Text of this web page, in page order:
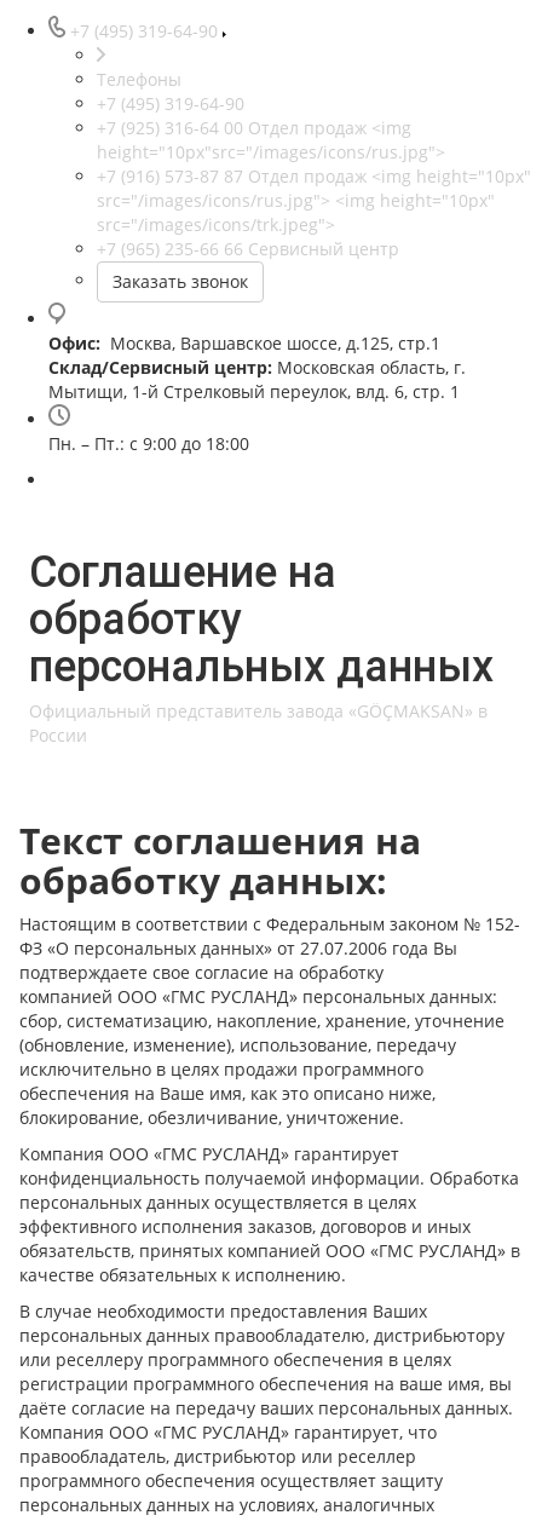
+7 (495) 319-64-90
Телефоны
+7 (495) 319-64-90
+7 (925) 316-64 00 Отдел продаж <img
height="10px"src="/images/icons/rus.jpg">
+7 (916) 573-87 87 Отдел продаж <img height="10px"
src="/images/icons/rus.jpg"> <img height="10px"
src="/images/icons/trk.jpeg">
+7 (965) 235-66 66 Сервисный центр
Заказать звонок
Офис: Москва, Варшавское шоссе, д.125, стр.1
Склад/Сервисный центр: Московская область, г.
Мытищи, 1-й Стрелковый переулок, влд. 6, стр. 1
Пн. – Пт.: с 9:00 до 18:00
Соглашение на
обработку
персональных данных
Официальный представитель завода «GÖÇMAKSAN» в
России
Текст соглашения на
обработку данных:
Настоящим в соответствии с Федеральным законом № 152-
ФЗ «О персональных данных» от 27.07.2006 года Вы
подтверждаете свое согласие на обработку
компанией ООО «ГМС РУСЛАНД» персональных данных:
сбор, систематизацию, накопление, хранение, уточнение
(обновление, изменение), использование, передачу
исключительно в целях продажи программного
обеспечения на Ваше имя, как это описано ниже,
блокирование, обезличивание, уничтожение.
Компания ООО «ГМС РУСЛАНД» гарантирует
конфиденциальность получаемой информации. Обработка
персональных данных осуществляется в целях
эффективного исполнения заказов, договоров и иных
обязательств, принятых компанией ООО «ГМС РУСЛАНД» в
качестве обязательных к исполнению.
В случае необходимости предоставления Ваших
персональных данных правообладателю, дистрибьютору
или реселлеру программного обеспечения в целях
регистрации программного обеспечения на ваше имя, вы
даёте согласие на передачу ваших персональных данных.
Компания ООО «ГМС РУСЛАНД» гарантирует, что
правообладатель, дистрибьютор или реселлер
программного обеспечения осуществляет защиту
персональных данных на условиях, аналогичных